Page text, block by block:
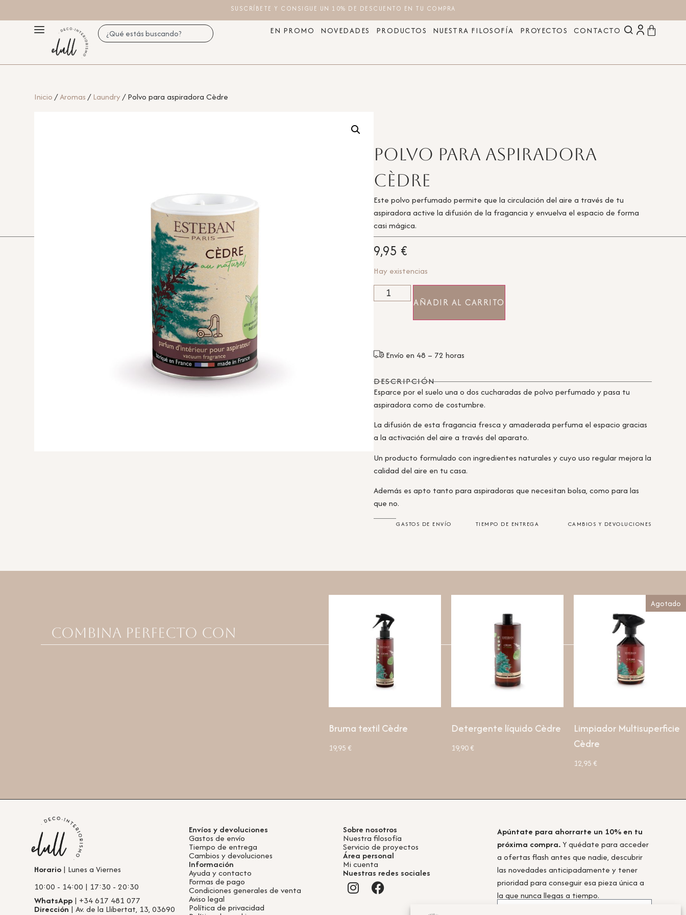
SUSCRÍBETE Y CONSIGUE UN 10% DE DESCUENTO EN TU COMPRA
EN PROMO NOVEDADES PRODUCTOS NUESTRA FILOSOFÍA PROYECTOS CONTACTO
Inicio /Aromas /Laundry/ Polvo para aspiradora Cèdre
Polvo para aspiradora
Cèdre
Este polvo perfumado permite que la circulación del aire a través de tu
aspiradora active la difusión de la fragancia y envuelva el espacio de forma
casi mágica.
9,95 €
Hay existencias
AÑADIR AL CARRITO
Envío en 48 – 72 horas
DESCRIPCIÓN
Esparce por el suelo una o dos cucharadas de polvo perfumado y pasa tu
aspiradora como de costumbre.
La difusión de esta fragancia fresca y amaderada perfuma el espacio gracias
a la activación del aire a través del aparato.
Un producto formulado con ingredientes naturales y cuyo uso regular mejora la
calidad del aire en tu casa.
Además es apto tanto para aspiradoras que necesitan bolsa, como para las
que no.
GASTOS DE ENVÍO TIEMPO DE ENTREGA CAMBIOS Y DEVOLUCIONES
Combina perfecto con
Bruma textil Cèdre
19,95 €
Detergente líquido Cèdre
19,90€
Limpiador Multisuperficie
Cèdre
12,95 €
Agotado
Horario | Lunes a Viernes
10:00 - 14:00 | 17:30 - 20:30
WhatsApp | +34 617 481 077
Dirección | Av. de la Llibertat, 13, 03690
Envíos y devoluciones
Gastos de envío
Tiempo de entrega
Cambios y devoluciones
Información
Ayuda y contacto
Formas de pago
Condiciones generales de venta
Aviso legal
Política de privacidad
Sobre nosotros
Nuestra filosofía
Servicio de proyectos
Área personal
Mi cuenta
Nuestras redes sociales
Apúntate para ahorrarte un 10% en tu
próxima compra.Y quédate para acceder
a ofertas flash antes que nadie, descubrir
las novedades anticipadamente y tener
prioridad para conseguir esa pieza única a
la que nunca llegas a tiempo.